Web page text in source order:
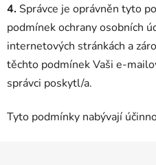
4. Správce je oprávněn tyto
podmínek ochrany osobních
internetových stránkách a
těchto podmínek Vaši e-
správci poskytl/a.
Tyto podmínky nabývají